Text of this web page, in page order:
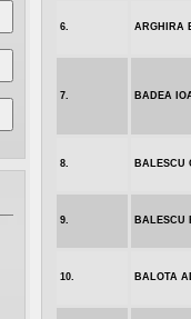
6. ARGHIRA
7. BADEA
8. BALESCU
9. BALESCU
10. BALOTA